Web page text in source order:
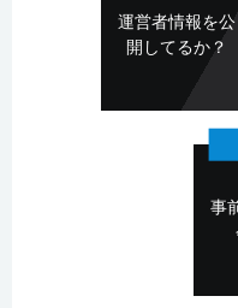
運営者情報を公
開してるか？
事